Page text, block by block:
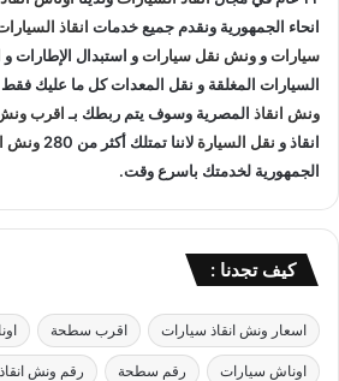
انحاء الجمهورية ونقدم جميع خدمات انقاذ
سياراتو ونش نقل سياراتو استبدال الإطارات و
السيارات المغلقة و نقل المعدات كل ما عليك فقط
ونش انقاذ المصرية وسوف يتم ربطك بـ اقرب ونش
انقاذ و نقل السيارة لاننا تمتلك أكثر من 280 ونش
الجمهورية لخدمتك باسرع وقت.
كيف تجدنا :
اسعار ونش انقاذ سيارات اقرب سطحة
اوناش سيارات رقم سطحة رقم ونش